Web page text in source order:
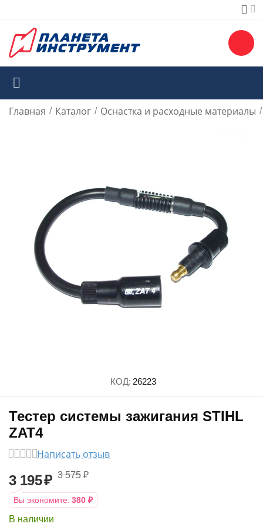
Главная / Каталог / Оснастка и расходные материалы /
КОД: 26223
Тестер системы зажигания STIHL
ZAT4
Написать отзыв
3 195₽ 3 575 ₽
Вы экономите: 380 ₽
В наличии